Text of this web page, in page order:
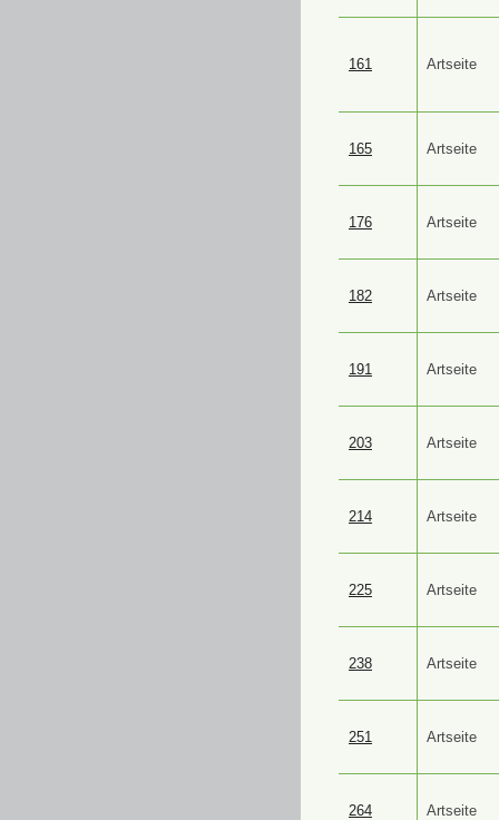
161 Artseite
165 Artseite
176 Artseite
182 Artseite
191 Artseite
203 Artseite
214 Artseite
225 Artseite
238 Artseite
251 Artseite
264 Artseite